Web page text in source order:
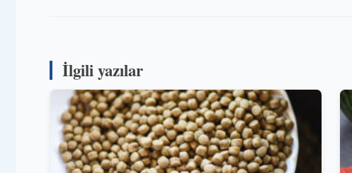
İlgili yazılar